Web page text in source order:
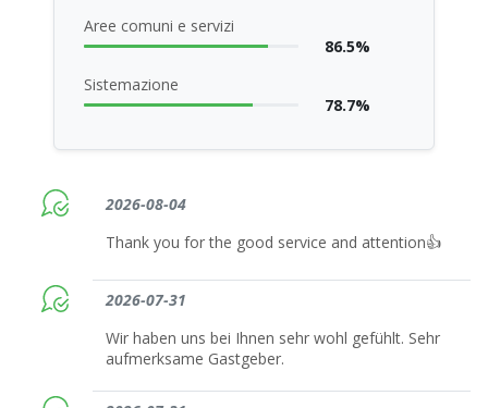
2026-08-04
Thank you for the good service and attention👍
2026-07-31
Wir haben uns bei Ihnen sehr wohl gefühlt. Sehr
aufmerksame Gastgeber.
Aree comuni e servizi
86.5%
Sistemazione
78.7%